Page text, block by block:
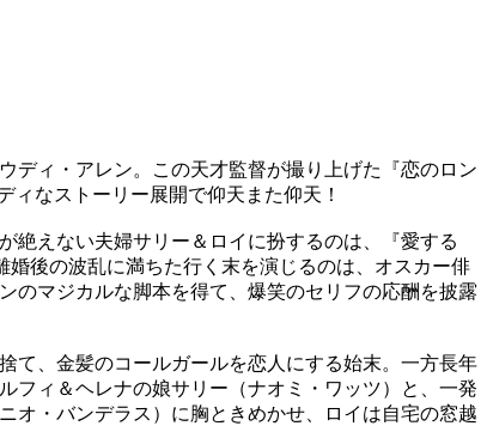
ディ・アレン。この天才監督が撮り上げた『恋のロン
ィなストーリー展開で仰天また仰天！
絶えない夫婦サリー＆ロイに扮するのは、『愛する
後の波乱に満ちた行く末を演じるのは、オスカー俳
のマジカルな脚本を得て、爆笑のセリフの応酬を披露
て、金髪のコールガールを恋人にする始末。一方長年
フィ＆ヘレナの娘サリー（ナオミ・ワッツ）と、一発
オ・バンデラス）に胸ときめかせ、ロイは自宅の窓越